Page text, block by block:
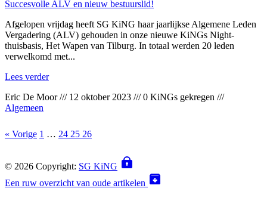
Succesvolle ALV en nieuw bestuurslid!
Afgelopen vrijdag heeft SG KiNG haar jaarlijkse Algemene Leden
Vergadering (ALV) gehouden in onze nieuwe KiNGs Night-
thuisbasis, Het Wapen van Tilburg. In totaal werden 20 leden
verwelkomd met...
Lees verder
Eric De Moor/// 12 oktober 2023 ///0 KiNGs gekregen ///
Algemeen
« Vorige 1 … 24 25 26
© 2026 Copyright: SG KiNG
Een ruw overzicht van oude artikelen